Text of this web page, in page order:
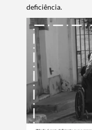
deficiência.